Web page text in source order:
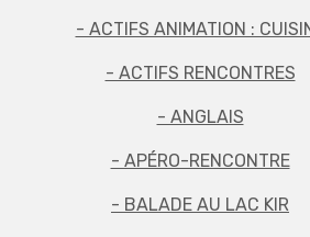
- ACTIFS ANIMATION :
- ACTIFS RENCONTRES
- ANGLAIS
- APÉRO-RENCONTRE
- BALADE AU LAC KIR